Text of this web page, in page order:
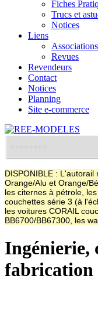
Fiches
Trucs et
Notices
Liens
Associations
Revues
Revendeurs
Contact
Notices
Planning
Site e-commerce
DISPONIBLE : L'autorail
Orange/Alu et Orange/
les citernes à pétrole,
couchettes série 3 (à
les voitures CORAIL
BB6700/BB67300, les
Ingénierie,
fabrication